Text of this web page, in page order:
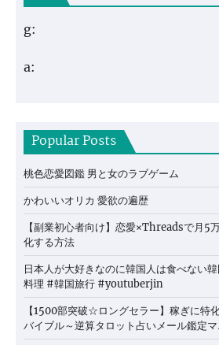
g:
a:
Popular Posts
桃色恋愛図鑑 男と女のラブゲーム
かわいいオリカ 愛欲の遍歴
【副業初心者向け】恋愛×Threadsで月5
化する方法
日本人が大好きなのに韓国人は食べない
料理 #韓国旅行 #youtuberjin
【1500部突破☆ロングセラー】稼ぎに特
バイブル～逆算タロット占いメール鑑定マ